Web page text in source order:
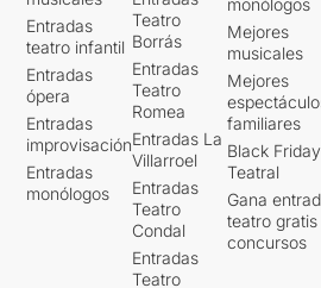
Entradas
teatro infantil
Entradas
ópera
Entradas
improvisación
Entradas
monólogos
Teatro
Borrás
Entradas
Teatro
Romea
Entradas La
Villarroel
Entradas
Teatro
Condal
Entradas
Teatro
Mejores
musicales
Mejores
familiares
Black Friday
Teatral
Gana
teatro
concursos